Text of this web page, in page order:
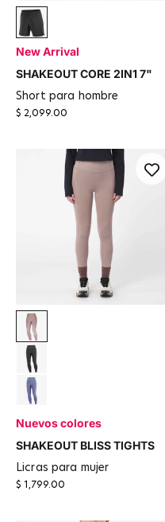
Deep Black
New Arrival
SHAKEOUT CORE 2IN1 7"
short para hombre
$ 2,099.00
Antler
Deep Black
Marlin
Nuevos colores
SHAKEOUT BLISS TIGHTS
licras para mujer
$ 1,799.00